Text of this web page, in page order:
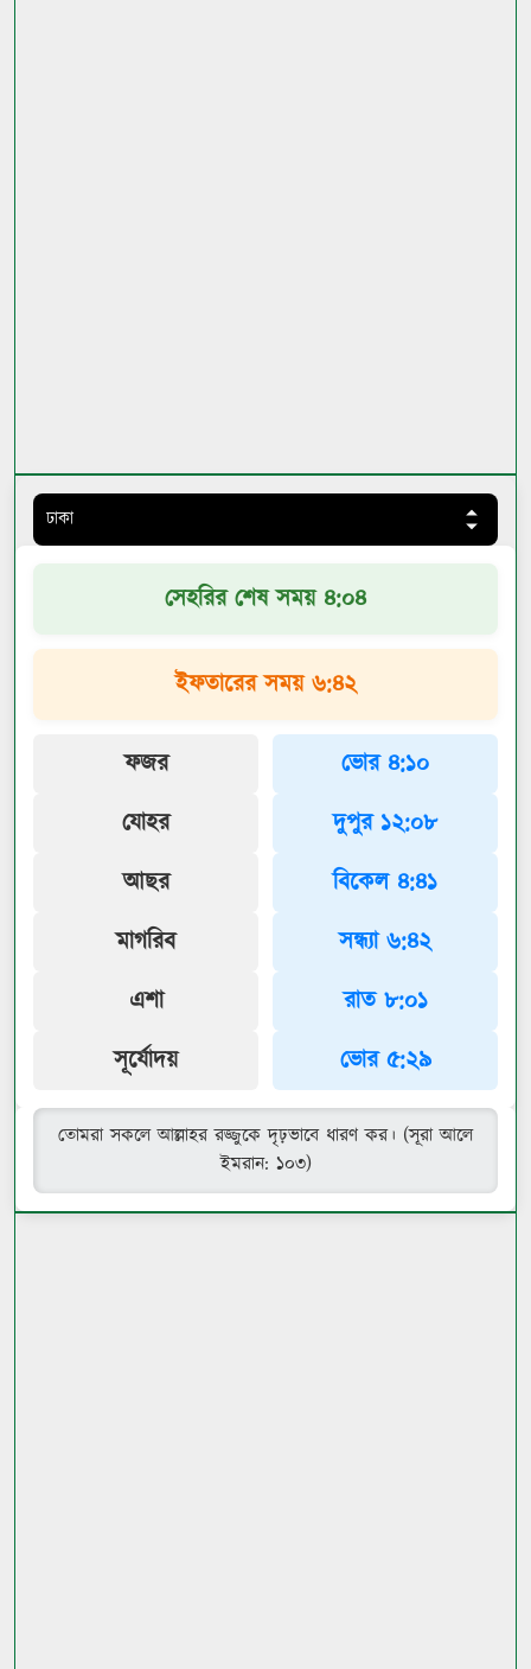
সেহরির শেষ সময় ৪:০৪
ইফতারের সময় ৬:৪২
ফজর
যোহর
আছর
মাগরিব
এশা
সূর্যোদয়
ভোর ৪:১০
দুপুর ১২:০৮
বিকেল ৪:৪১
সন্ধ্যা ৬:৪২
রাত ৮:০১
ভোর ৫:২৯
তোমরা সকলে আল্লাহর রজ্জুকে দৃঢ়ভাবে ধারণ কর। (সূরা আলে
ইমরান: ১০৩)